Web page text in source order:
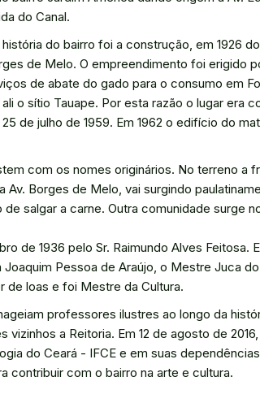
do Canal.
do bairro foi a construção, em 1926
de Melo. O empreendimento foi erigido
de abate do gado para o consumo em
o sítio Tauape. Por esta razão o lugar era
de julho de 1959. Em 1962 o edifício do
com os nomes originários. No terreno a
Borges de Melo, vai surgindo
salgar a carne. Outra comunidade surge
de 1936 pelo Sr. Raimundo Alves Feitosa.
Pessoa de Araújo, o Mestre Juca
loas e foi Mestre da Cultura.
professores ilustres ao longo da
a Reitoria. Em 12 de agosto de
do Ceará - IFCE e em suas
contribuir com o bairro na arte e cultura.